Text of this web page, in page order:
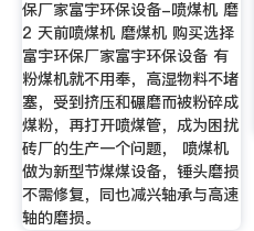
保厂家富宇环保设备-喷煤机 磨
2 天前喷煤机 磨煤机 购买选择
富宇环保厂家富宇环保设备 有
粉煤机就不用奉，高湿物料不堵
塞，受到挤压和碾磨而被粉碎成
煤粉，再打开喷煤管，成为困扰
砖厂的生产一个问题， 喷煤机
做为新型节煤煤设备，锤头磨损
不需修复，同也减兴轴承与高速
轴的磨损。